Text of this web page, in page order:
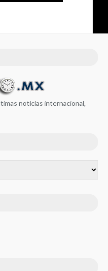
noticias internacional,